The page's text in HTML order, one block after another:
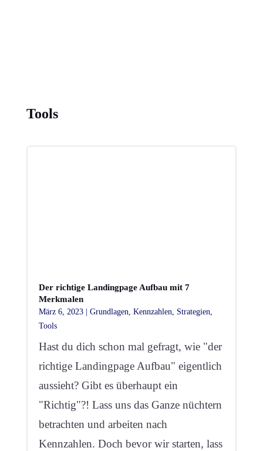
Tools
Der richtige Landingpage Aufbau mit 7
Merkmalen
März 6, 2023| Grundlagen, Kennzahlen, Strategien,
Tools
Hast du dich schon mal gefragt, wie "der
richtige Landingpage Aufbau" eigentlich
aussieht? Gibt es überhaupt ein
"Richtig"?! Lass uns das Ganze nüchtern
betrachten und arbeiten nach
Kennzahlen. Doch bevor wir starten, lass